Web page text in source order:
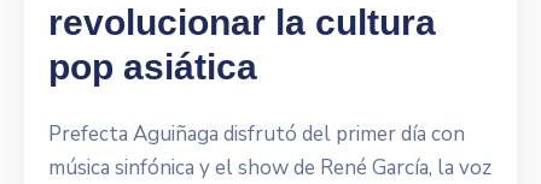
revolucionar la cultura
pop asiática
Prefecta Aguiñaga disfrutó del primer día con
música sinfónica y el show de René García, la voz